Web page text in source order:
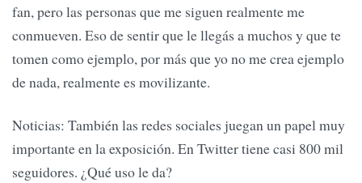
fan, pero las personas que me siguen realmente me
conmueven. Eso de sentir que le llegás a muchos y que te
tomen como ejemplo, por más que yo no me crea ejemplo
de nada, realmente es movilizante.
Noticias: También las redes sociales juegan un papel muy
importante en la exposición. En Twitter tiene casi 800 mil
seguidores. ¿Qué uso le da?